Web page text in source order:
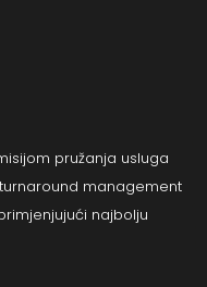
pružanja usluga
management
najbolju